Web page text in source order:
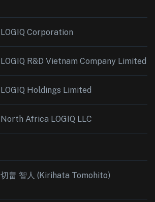
LOGIQ Corporation
LOGIQ R&D Vietnam Company Limited
LOGIQ Holdings Limited
North Africa LOGIQ LLC
切畠 智人 (Kirihata Tomohito)